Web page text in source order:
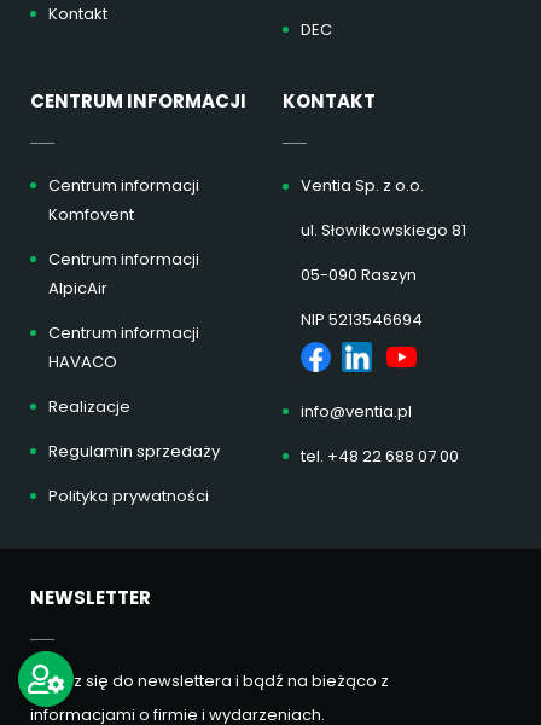
Kontakt
DEC
CENTRUM INFORMACJI
Centrum informacji
Komfovent
Centrum informacji
AlpicAir
Centrum informacji
HAVACO
Realizacje
Regulamin sprzedaży
Polityka prywatności
KONTAKT
Ventia Sp. z o.o.
ul. Słowikowskiego 81
05-090 Raszyn
NIP 5213546694
info@ventia.pl
tel. +48 22 688 07 00
NEWSLETTER
Zapisz się do newslettera i bądź na bieżąco z
informacjami o firmie i wydarzeniach.